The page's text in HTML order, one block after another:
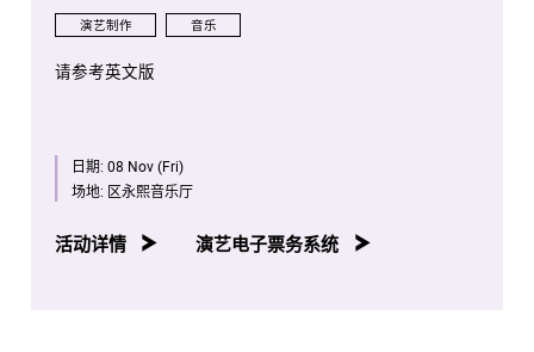
演艺制作 音乐
请参考英文版
日期: 08 Nov (Fri)
场地: 区永熙音乐厅
活动详情 演艺电子票务系统